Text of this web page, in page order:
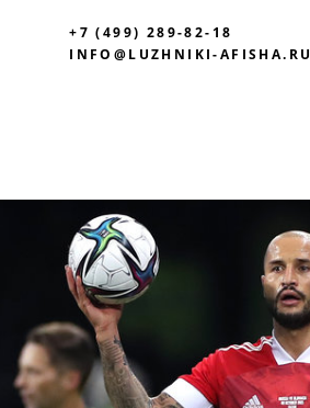
+7 (499) 289-82-18
INFO@LUZHNIKI-AFISHA.RU